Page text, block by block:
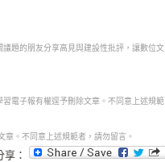
題的朋友分享高見與建設性批評，讓數位文
電子報有權逕予刪除文章。不同意上述規範
。不同意上述規範者，請勿留言。
享：